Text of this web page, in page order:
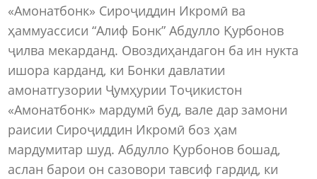
«Амонатбонк» Сироҷиддин Икромӣ ва
ҳаммуассиси “Алиф Бонк” Абдулло Қурбонов
ҷилва мекарданд. Овоздиҳандагон ба ин нукта
ишора карданд, ки Бонки давлатии
амонатгузории Ҷумҳурии Тоҷикистон
«Амонатбонк» мардумӣ буд, вале дар замони
раисии Сироҷиддин Икромӣ боз ҳам
мардумитар шуд. Абдулло Қурбонов бошад,
аслан барои он сазовори тавсиф гардид, ки